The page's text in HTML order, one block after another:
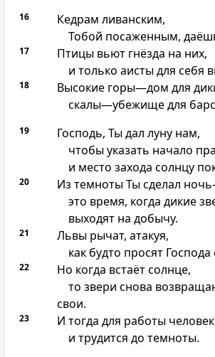
16
Кедрам ливанским,
Тобой посаженным,
17
Птицы вьют гнёзда на них,
и только аисты для себя
18
Высокие горы—дом для
скалы—убежище для
19
Господь, Ты дал луну нам,
чтобы указать начало
и место захода солнцу
20
Из темноты Ты сделал
это время, когда дикие
выходят на добычу.
21
Львы рычат, атакуя,
как будто просят
22
Но когда встаёт солнце,
то звери снова
свои.
23
И тогда для работы человек
и трудится до темноты.